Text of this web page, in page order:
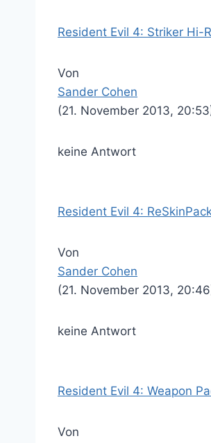
Resident Evil 4: Striker Hi-
Von
Sander Cohen
(21. November 2013,
keine Antwort
Resident Evil 4:
Von
Sander Cohen
(21. November 2013,
keine Antwort
Resident Evil 4: Weapon
Von